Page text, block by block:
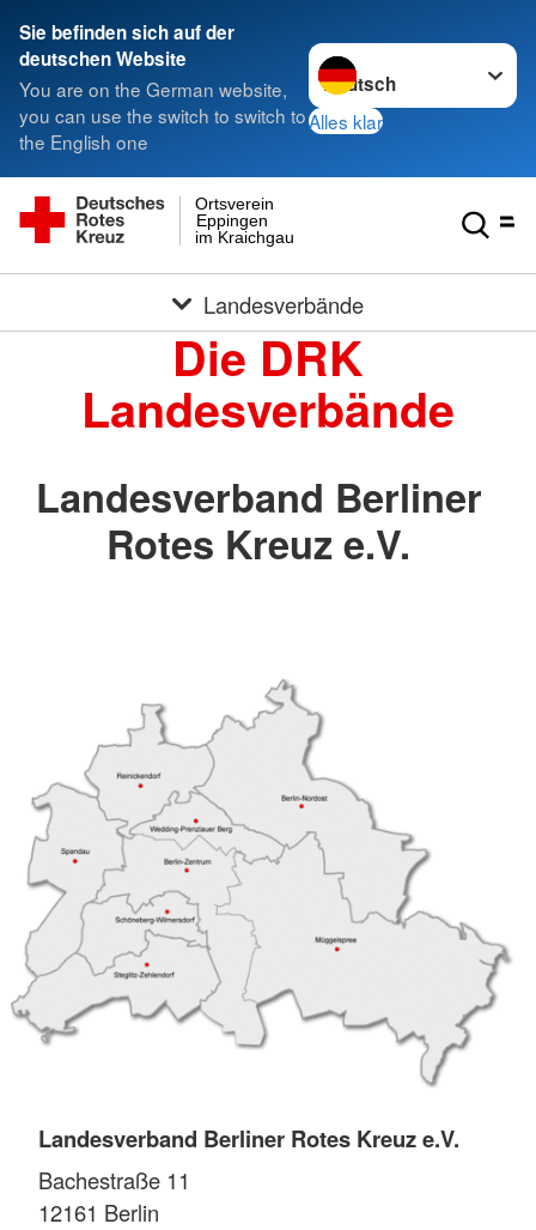
Sie befinden sich auf der
deutschen Website
You are on the German website,
you can use the switch to switch to
the English one
Sprache wechseln zu
Alles klar
im Kraichgau
Eppingen
Ortsverein
Landesverbände
Die DRK
Landesverbände
Landesverband Berliner
Rotes Kreuz e.V.
Landesverband Berliner Rotes Kreuz e.V.
Bachestraße 11
12161 Berlin